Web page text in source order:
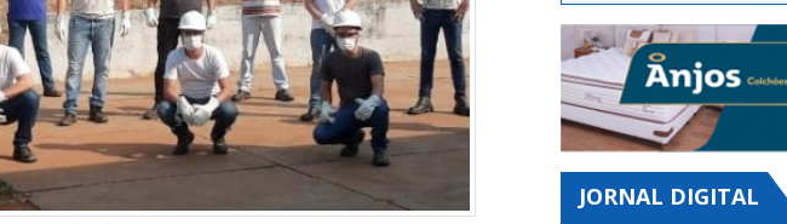
JORNAL DIGITAL